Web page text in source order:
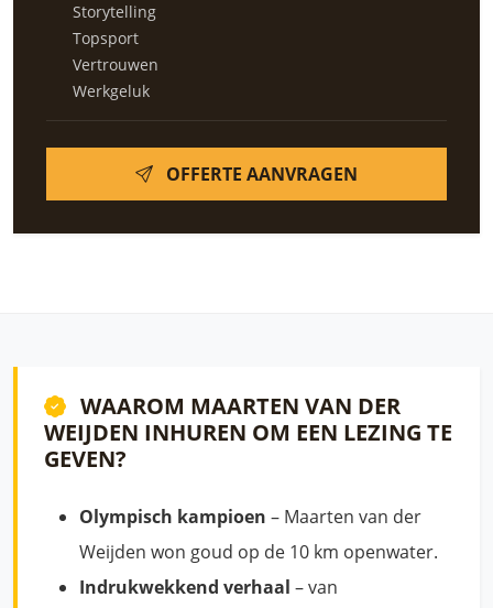
Storytelling
Topsport
Vertrouwen
Werkgeluk
OFFERTE AANVRAGEN
WAAROM MAARTEN VAN DER
WEIJDEN INHUREN OM EEN LEZING TE
GEVEN?
Olympisch kampioen – Maarten van der
Weijden won goud op de 10 km openwater.
Indrukwekkend verhaal – van